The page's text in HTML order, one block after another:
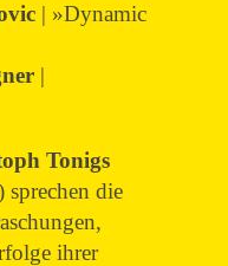
| »Dynamic
|
Tonigs
die
ihrer